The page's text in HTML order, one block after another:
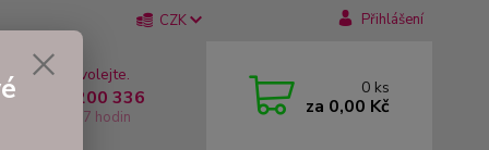
CZK Přihlášení
si rady? Zavolejte.
737 200 336
Pátek: 8 - 17 hodin
0 ks
za 0,00 Kč